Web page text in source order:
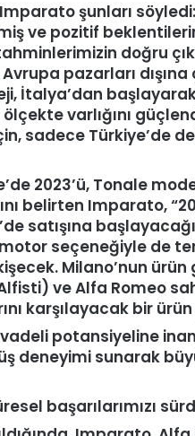
şunları
ve pozitif
doğru
pazarları
İtalya’dan
ölçekte varlığını
sadece Türkiye’de
2023’ü, Tonale
belirten Imparato,
satışına
seçeneğiyle de
Milano’nun ürün
ve Alfa Romeo
karşılayacak bir
potansiyeline
deneyimi sunarak
başarılarımızı